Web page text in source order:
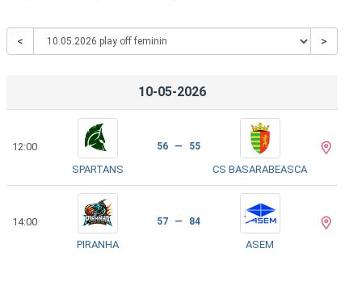
< >
10-05-2026
12:00
SPARTANS
56 — 55
CS BASARABEASCA
14:00
PIRANHA
57 — 84
ASEM